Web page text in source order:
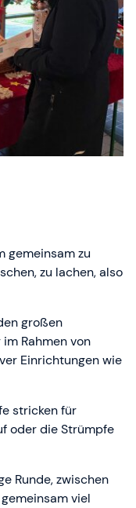
gemeinsam zu
zu lachen, also
großen
Rahmen von
Einrichtungen wie
stricken für
oder die Strümpfe
Runde, zwischen
viel